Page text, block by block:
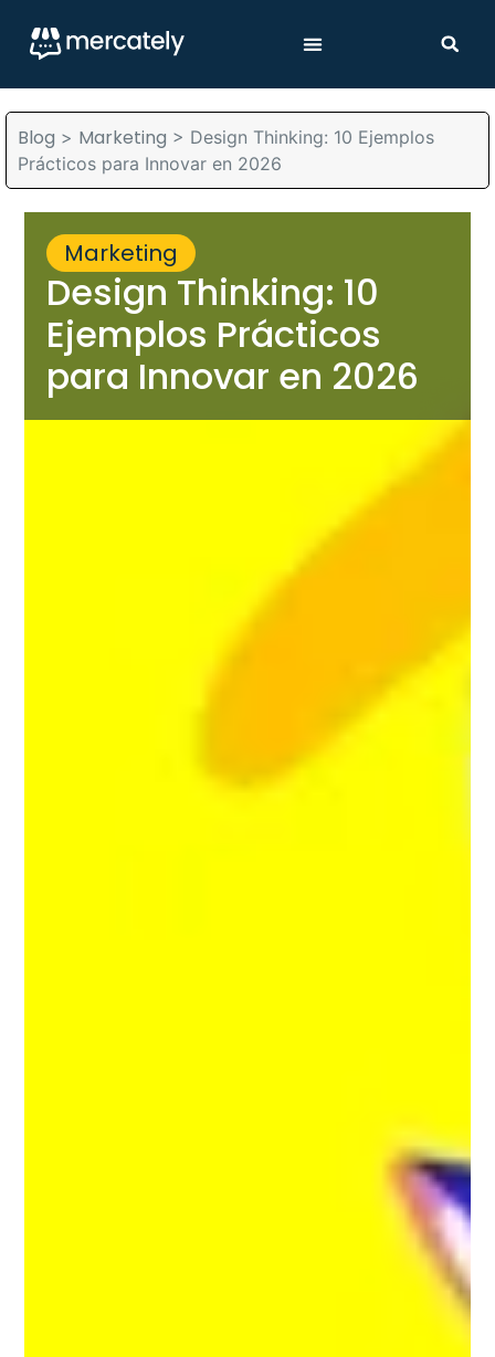
Blog > Marketing > Design Thinking: 10 Ejemplos
Prácticos para Innovar en 2026
Marketing
Design Thinking: 10
Ejemplos Prácticos
para Innovar en 2026